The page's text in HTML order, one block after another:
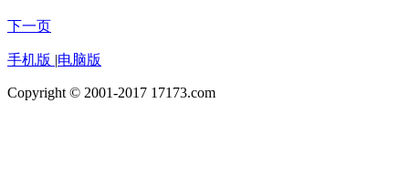
下一页
手机版 |电脑版
Copyright © 2001-2017 17173.com